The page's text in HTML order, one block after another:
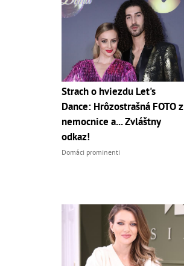
Strach o hviezdu Let's
Dance: Hrôzostrašná FOTO z
nemocnice a... Zvláštny
odkaz!
Domáci prominenti